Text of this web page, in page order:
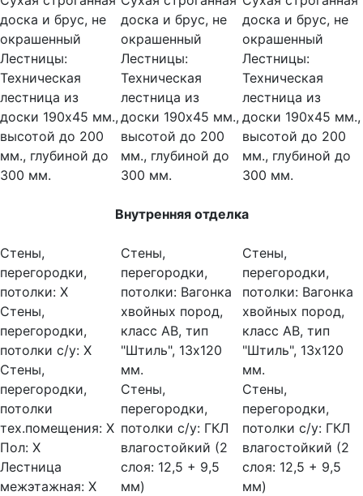
доска и брус, не
окрашенный
Лестницы:
Техническая
лестница из
доски 190х45 мм.,
высотой до 200
мм., глубиной до
300 мм.
доска и брус, не
окрашенный
Лестницы:
Техническая
лестница из
доски 190х45 мм.,
высотой до 200
мм., глубиной до
300 мм.
доска и брус, не
окрашенный
Лестницы:
Техническая
лестница из
доски 190х45 мм.,
высотой до 200
мм., глубиной до
300 мм.
Внутренняя отделка
Стены,
перегородки,
потолки: Х
Стены,
перегородки,
потолки с/у: Х
Стены,
перегородки,
потолки
тех.помещения: Х
Пол: Х
Лестница
межэтажная: Х
Стены,
перегородки,
потолки: Вагонка
хвойных пород,
класс АВ, тип
"Штиль", 13х120
мм.
Стены,
перегородки,
потолки с/у: ГКЛ
влагостойкий (2
слоя: 12,5 + 9,5
мм)
Стены,
перегородки,
потолки:Вагонка
хвойных пород,
класс АВ, тип
"Штиль", 13х120
мм.
Стены,
перегородки,
потолки с/у:ГКЛ
влагостойкий (2
слоя: 12,5 + 9,5
мм)